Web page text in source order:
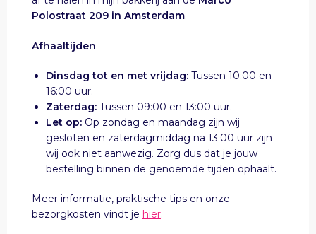
Polostraat 209 in Amsterdam.
Afhaaltijden
Dinsdag tot en met vrijdag: Tussen 10:00 en
16:00 uur.
Zaterdag: Tussen 09:00 en 13:00 uur.
Let op: Op zondag en maandag zijn wij
gesloten en zaterdagmiddag na 13:00 uur zijn
wij ook niet aanwezig. Zorg dus dat je jouw
bestelling binnen de genoemde tijden ophaalt.
Meer informatie, praktische tips en onze
bezorgkosten vindt je hier.